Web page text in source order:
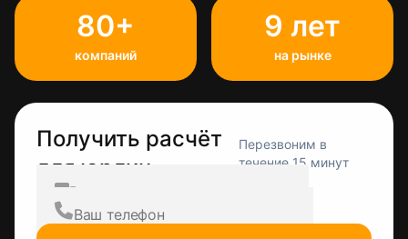
80+
компаний
9 лет
на рынке
Получить расчёт
для юрлиц
Перезвоним в
течение 15 минут